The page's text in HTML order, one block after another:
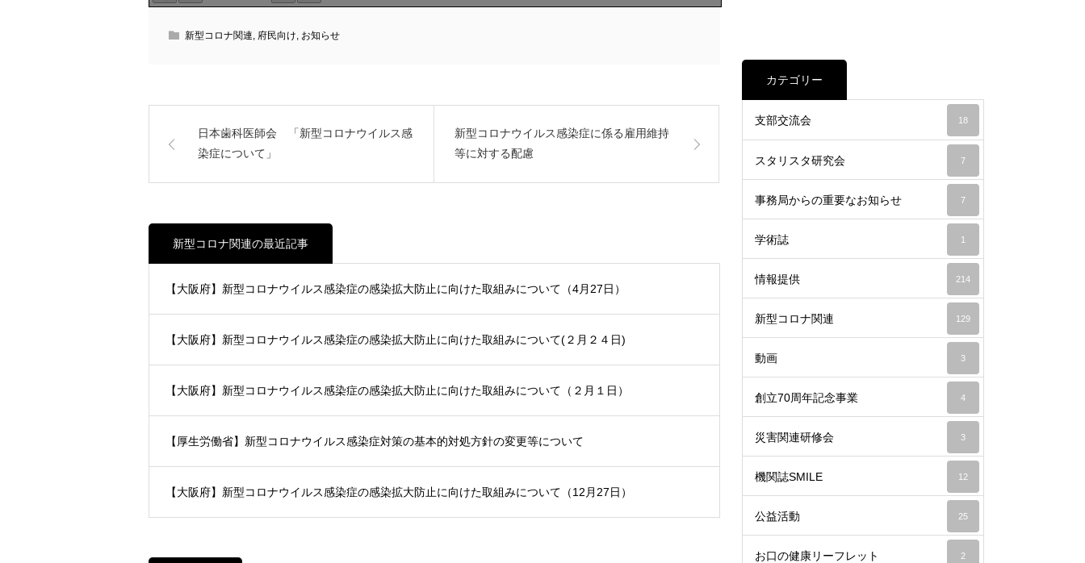
新型コロナ関連 府民向け お知らせ
日本歯科医師会 「新型コロナウイルス感
染症について」
新型コロナウイルス感染症に係る雇用維持
等に対する配慮
新型コロナ関連の最近記事
【大阪府】新型コロナウイルス感染症の感染拡大防止に向けた取組みについて（4月27日）
【大阪府】新型コロナウイルス感染症の感染拡大防止に向けた取組みについて(２月２４日)
【大阪府】新型コロナウイルス感染症の感染拡大防止に向けた取組みについて（２月１日）
【厚生労働省】新型コロナウイルス感染症対策の基本的対処方針の変更等について
【大阪府】新型コロナウイルス感染症の感染拡大防止に向けた取組みについて（12月27日）
カテゴリー
支部交流会 18
スタリスタ研究会 7
事務局からの重要なお知らせ 7
学術誌 1
情報提供 214
新型コロナ関連 129
動画 3
創立70周年記念事業 4
災害関連研修会 3
機関誌SMILE 12
公益活動 25
お口の健康リーフレット 2